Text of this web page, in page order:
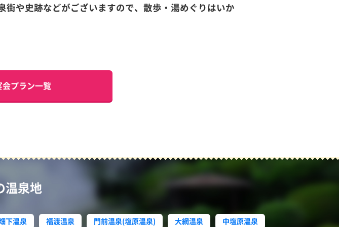
や史跡などがございますので、散歩・湯めぐりはいか
プラン一覧
温泉地
下温泉 福渡温泉 門前温泉(塩原温泉) 大網温泉
中塩原温泉